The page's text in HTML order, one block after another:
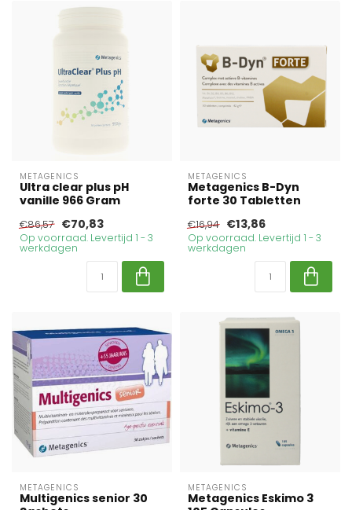
METAGENICS
Ultra clear plus pH
vanille 966 Gram
€86,57 €70,83
Op voorraad. Levertijd 1 - 3
werkdagen
METAGENICS
Metagenics B-Dyn
forte 30 Tabletten
€16,94 €13,86
Op voorraad. Levertijd 1 - 3
werkdagen
METAGENICS
Multigenics senior 30
METAGENICS
Metagenics Eskimo 3